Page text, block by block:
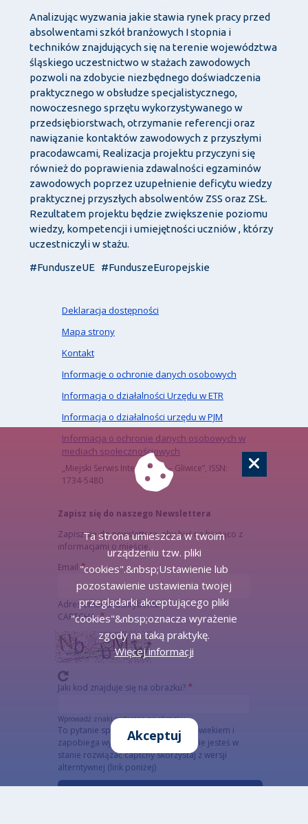
Analizując wyzwania jakie stawia rynek pracy przed
absolwentami szkół branżowych I stopnia i
techników znajdujących się na terenie województwa
śląskiego uczestnictwo w stażach zawodowych
pozwoli na zdobycie niezbędnego doświadczenia
praktycznego w obsłudze specjalistycznego,
nowoczesnego sprzętu wykorzystywanego w
przedsiębiorstwach, otrzymanie referencji oraz
nawiązanie kontaktów zawodowych z przyszłymi
pracodawcami, Realizacja projektu przyczyni się
również do poprawienia zdawalności egzaminów
zawodowych poprzez uzupełnienie deficytu wiedzy
praktycznej przyszłych absolwentów ZSS oraz ZSŁ.
Rezultatem projektu będzie zwiększenie poziomu
wiedzy, kompetencji i umiejętności uczniów , którzy
uczestniczyli w stażu.
#FunduszeUE #FunduszeEuropejskie
Deklaracja dostępności
Mapa strony
Kontakt
Informacje o ochronie danych osobowych
Informacja o działalności Urzędu w ETR
Informacja o działalności urzędu w PJM
Informacja o ochronie danych osobowych w
mediach społecznościowych
„Miejski Serwis Internetowy – Gliwice”, ISSN:
1734-5480
Zapisz się do naszego Newslettera
Zapisz się do newslettera, aby być na bieżąco z
informacjami o mieście.
Email
Adres email subskrybenta
CAPTCHA
Jaki kod znajduje się na obrazku?
Wprowadź znaki widoczne na obrazku.
To pytanie sprawdza, czy jesteś człowiekiem i
zapobiega wysyłaniu spamu. Jeżeli nie jesteś w
stanie rozwiązać captchy skorzystaj z wersji
alterntywnej (link poniżej)
Ta strona umieszcza w twoim
urządzeniu tzw. pliki
"cookies".&nbsp;Ustawienie lub
pozostawienie ustawienia twojej
przeglądarki akceptującego pliki
"cookies"&nbsp;oznacza wyrażenie
zgody na taką praktykę.
Więcej informacji
Akceptuj